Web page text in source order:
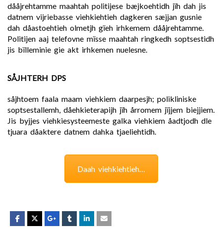
dååjrehtamme maahtah politijese bæjkoehtidh jïh dah jis
datnem vijriebasse viehkiehtieh dagkeren sæjjan gusnie
dah dåastoehtieh olmetjh gïeh irhkemem dååjrehtamme.
Politijen aaj telefovne mïsse maahtah ringkedh soptsestidh
jis bïlleminie gie akt irhkemen nuelesne.
SÅJHTERH DPS
såjhtoem faala maam viehkiem daarpesjh; polikliniske
soptsestallemh, dåehkieterapijh jïh årromem jïjjem biejjiem.
Jis byjjes viehkiesysteemeste galka viehkiem åadtjodh dle
tjuara dåaktere datnem dahka tjaeliehtidh.
Daah viehkiehtieh…